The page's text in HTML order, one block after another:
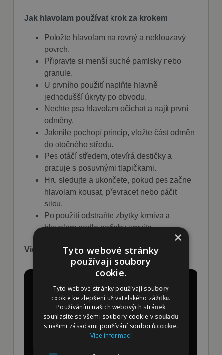
Jak hlavolam používat krok za krokem
Položte hlavolam na rovný a neklouzavý
povrch.
Připravte si menší suché pamlsky nebo
granule.
U prvního použití naplňte hlavně
jednodušší úkryty po obvodu.
Nechte psa hlavolam očichat a najít první
odměny.
Jakmile pochopí princip, vložte část odměn
do otočného středu.
Pes otáčí středem, otevírá destičky a
pracuje s posuvnými tlapičkami.
Hru sledujte a ukončete, pokud pes začne
hlavolam kousat, převracet nebo páčit
silou.
Po použití odstraňte zbytky krmiva a
hlavolam podle potřeby umyjte.
Video ukázka hlavolamu
×
Tyto webové stránky
používají soubory
cookie.
Tyto webové stránky používají soubory
cookie ke zlepšení uživatelského zážitku.
Používáním našich webových stránek
souhlasíte se všemi soubory cookie v souladu
s našimi zásadami používání souborů cookie.
Více informací